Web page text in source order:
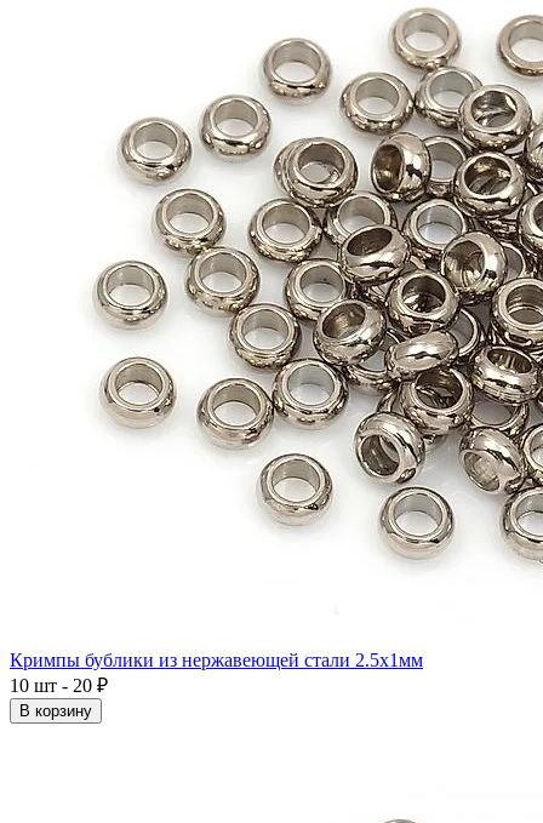
Кримпы бублики из нержавеющей стали 2.5x1мм
10 шт - 20 ₽
В корзину